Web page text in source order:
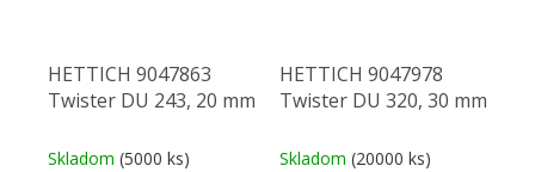
HETTICH 9047863
Twister DU 243, 20 mm
Skladom (5000 ks)
HETTICH 9047978
Twister DU 320, 30 mm
Skladom (20000 ks)